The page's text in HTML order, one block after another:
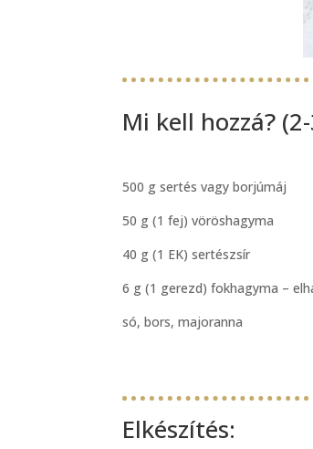
Mi kell hozzá?
500 g sertés vagy borjúmáj
50 g (1 fej) vöröshagyma
40 g (1 EK) sertészsír
6 g (1 gerezd) fokhagyma –
só, bors, majoranna
Elkészítés: